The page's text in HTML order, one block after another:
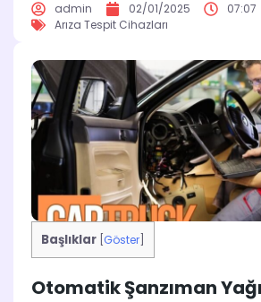
admin 02/01/2025
07:07
Arıza Tespit Cihazları
Başlıklar Göster
Otomatik Şanzıman